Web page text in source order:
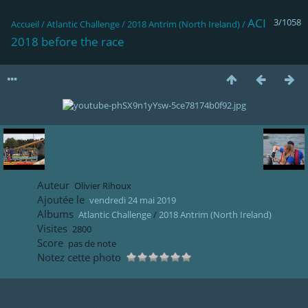
3/1058
Accueil /Atlantic Challenge/2018 Antrim (North Ireland)/ACI
2018 before the race
Auteur Olivier Rihoux
Ajoutée le vendredi 24 mai 2019
Albums Atlantic Challenge/2018 Antrim (North Ireland)
Visites 2800
Score pas de note
Notez cette photo